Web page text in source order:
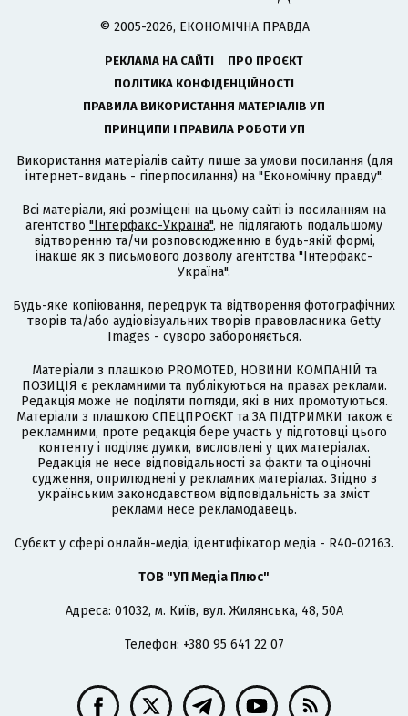
© 2005-2026, ЕКОНОМІЧНА ПРАВДА
РЕКЛАМА НА САЙТІ
ПРО ПРОЄКТ
ПОЛІТИКА КОНФІДЕНЦІЙНОСТІ
ПРАВИЛА ВИКОРИСТАННЯ МАТЕРІАЛІВ УП
ПРИНЦИПИ І ПРАВИЛА РОБОТИ УП
Використання матеріалів сайту лише за умови посилання (для
інтернет-видань - гіперпосилання) на "Економічну правду".
Всі матеріали, які розміщені на цьому сайті із посиланням на
агентство "Інтерфакс-Україна", не підлягають подальшому
відтворенню та/чи розповсюдженню в будь-якій формі,
інакше як з письмового дозволу агентства "Інтерфакс-
Україна".
Будь-яке копіювання, передрук та відтворення фотографічних
творів та/або аудіовізуальних творів правовласника Getty
Images - суворо забороняється.
Матеріали з плашкою PROMOTED, НОВИНИ КОМПАНІЙ та
ПОЗИЦІЯ є рекламними та публікуються на правах реклами.
Редакція може не поділяти погляди, які в них промотуються.
Матеріали з плашкою СПЕЦПРОЄКТ та ЗА ПІДТРИМКИ також є
рекламними, проте редакція бере участь у підготовці цього
контенту і поділяє думки, висловлені у цих матеріалах.
Редакція не несе відповідальності за факти та оціночні
судження, оприлюднені у рекламних матеріалах. Згідно з
українським законодавством відповідальність за зміст
реклами несе рекламодавець.
Cубєкт у сфері онлайн-медіа; ідентифікатор медіа - R40-02163.
ТОВ "УП Медіа Плюс"
Адреса: 01032, м. Київ, вул. Жилянська, 48, 50А
Телефон: +380 95 641 22 07